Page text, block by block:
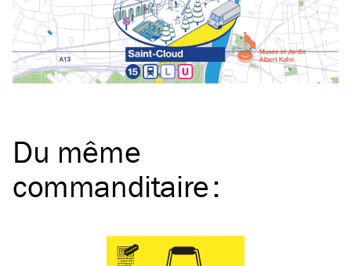
Du même
commanditaire: